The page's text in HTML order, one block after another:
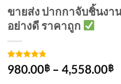
ขายส่ง ปากกาจับชิ้นงา
อย่างดี ราคาถูก
ให้คะแนน
4.75จาก
4
980.00฿ – 4,558.00฿